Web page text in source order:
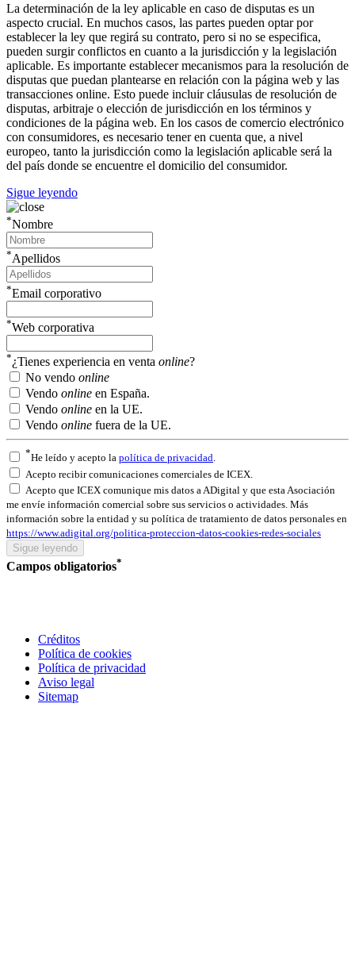
La determinación de la ley aplicable en caso de disputas es un
aspecto crucial. En muchos casos, las partes pueden optar por
establecer la ley que regirá su contrato, pero si no se especifica,
pueden surgir conflictos en cuanto a la jurisdicción y la legislación
aplicable. Es importante establecer mecanismos para la resolución de
disputas que puedan plantearse en relación con la página web y las
transacciones online. Esto puede incluir cláusulas de resolución de
disputas, arbitraje o elección de jurisdicción en los términos y
condiciones de la página web. En los casos de comercio electrónico
con consumidores, es necesario tener en cuenta que, a nivel
europeo, tanto la jurisdicción como la legislación aplicable será la
del país donde se encuentre el domicilio del consumidor.
Sigue leyendo
*Nombre
*Apellidos
*Email corporativo
*Web corporativa
*¿Tienes experiencia en venta online?
No vendo online
Vendo online en España.
Vendo online en la UE.
Vendo online fuera de la UE.
*He leído y acepto la política de privacidad.
Acepto recibir comunicaciones comerciales de ICEX.
Acepto que ICEX comunique mis datos a ADigital y que esta Asociación
me envíe información comercial sobre sus servicios o actividades. Más
información sobre la entidad y su política de tratamiento de datos personales en
https://www.adigital.org/politica-proteccion-datos-cookies-redes-sociales
Campos obligatorios*
Créditos
Política de cookies
Política de privacidad
Aviso legal
Sitemap